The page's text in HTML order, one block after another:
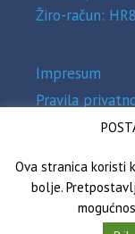
Žiro-račun:
Impresum
Pravila
Zaštita
Ova stranica koristi
bolje.